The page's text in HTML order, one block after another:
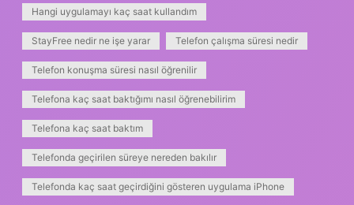
Hangi uygulamayı kaç saat kullandım
StayFree nedir ne işe yarar Telefon çalışma süresi nedir
Telefon konuşma süresi nasıl öğrenilir
Telefona kaç saat baktığımı nasıl öğrenebilirim
Telefona kaç saat baktım
Telefonda geçirilen süreye nereden bakılır
Telefonda kaç saat geçirdiğini gösteren uygulama iPhone